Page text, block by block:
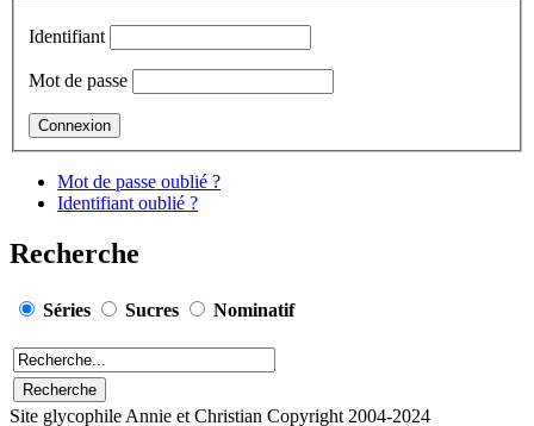
Identifiant
Mot de passe
Mot de passe oublié ?
Identifiant oublié ?
Recherche
Séries Sucres Nominatif
Site glycophile Annie et Christian Copyright 2004-2024